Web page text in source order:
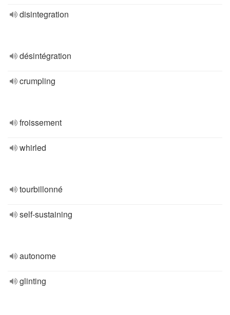
disintegration
désintégration
crumpling
froissement
whirled
tourbillonné
self-sustaining
autonome
glinting